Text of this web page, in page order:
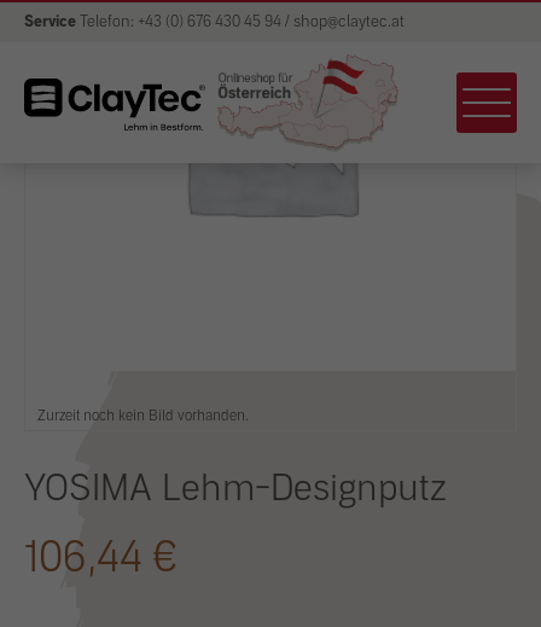
Service Telefon: +43 (0) 676 430 45 94 / shop@claytec.at
Zurzeit noch kein Bild vorhanden.
YOSIMA Lehm-Designputz
106,44 €